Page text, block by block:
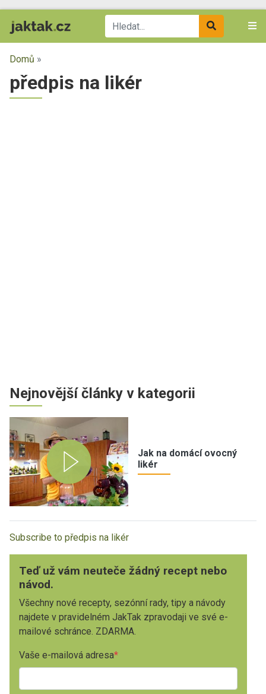
Domů »
předpis na likér
Nejnovější články v kategorii
Jak na domácí ovocný
likér
Subscribe to předpis na likér
Teď už vám neuteče žádný recept nebo
návod.
Všechny nové recepty, sezónní rady, tipy a návody
najdete v pravidelném JakTak zpravodaji ve své e-
mailové schránce. ZDARMA.
Vaše e-mailová adresa